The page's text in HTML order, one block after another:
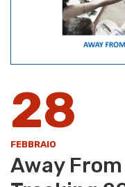
28
FEBBRAIO
Away